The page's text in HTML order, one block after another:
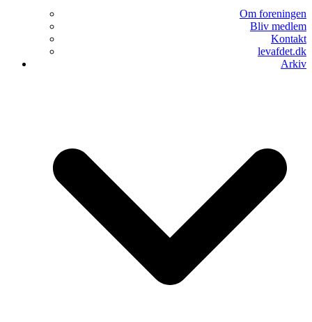
Om foreningen
Bliv medlem
Kontakt
levafdet.dk
Arkiv